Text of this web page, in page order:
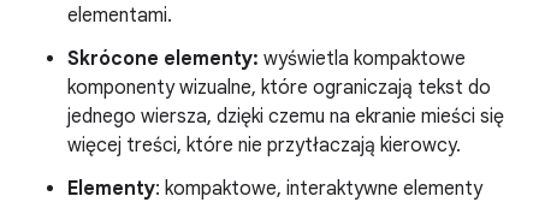
elementami.
Skrócone elementy: wyświetla kompaktowe
komponenty wizualne, które ograniczają tekst do
jednego wiersza, dzięki czemu na ekranie mieści się
więcej treści, które nie przytłaczają kierowcy.
Elementy: kompaktowe, interaktywne elementy